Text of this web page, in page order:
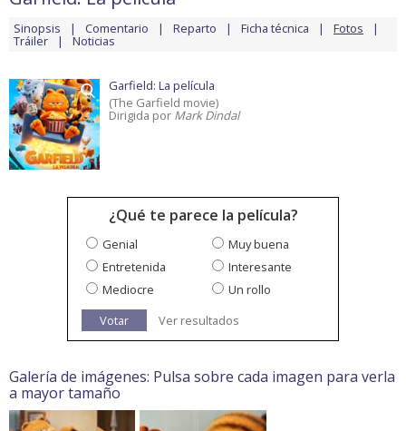
Sinopsis Comentario Reparto Ficha técnica Fotos
Tráiler Noticias
Garfield: La película
(The Garfield movie)
Dirigida por Mark Dindal
¿Qué te parece la película?
Genial
Muy buena
Entretenida
Interesante
Mediocre
Un rollo
Votar
Ver resultados
Galería de imágenes: Pulsa sobre cada imagen para verla
a mayor tamaño